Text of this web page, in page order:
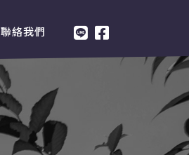
聯絡我們